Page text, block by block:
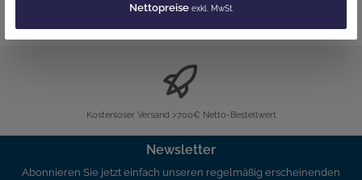
Kostenloser Versand >700€ Netto-Bestellwert
Newsletter
Abonnieren Sie jetzt einfach unseren regelmäßig erscheinenden
Nettopreise exkl. MwSt.